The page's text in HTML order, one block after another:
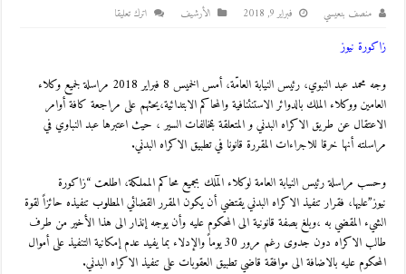
منصف بنعيسي فبراير 9, 2018 اﻷرشيف اترك تعليقا
زاكورة نيوز
وجه محمد عبد النبوي، رئيس النيابة العامّة، أمس الخميس 8 فبراير 2018 مراسلة لجميع وكلاء
العامين ووكلاء الملك بالدوائر الاستنئنافية والمحاكم الابتدائية،يحثهم على مراجعة كافة أوامر
الاعتقال عن طريق الاكراه البدني و المتعلقة بمخالفات السير ، حيث اعتبرها عبد النباوي في
مراسلته أنها خرقا للاجراءات المقررة قانونا في تطبيق الاكراه البدني.
وحسب مراسلة رئيس النيابة العامة لوكلاء المٓلك بجميع محاكم المملكة، اطلعت “زاكورة
نيوز”عليها، فقرار تنفيذ الاكراه البدني يقتضي أن يكون المقرر القضائي المطلوب تنفيذه حائزاً لقوة
الشيء المقضي به ،وبلغ بصفة قانونية الى المحكوم عليه وأن يوجه إنذار الى هذا الأخير من طرف
طالب الاكراه دون جدوى رغم مرور 30 يوماً والإدلاء بما يفيد عدم إمكانية التنفيذ على أموال
المحكوم عليه بالاضافة الى موافقة قاضي تطبيق العقوبات على تنفيذ الاكراه البدني.